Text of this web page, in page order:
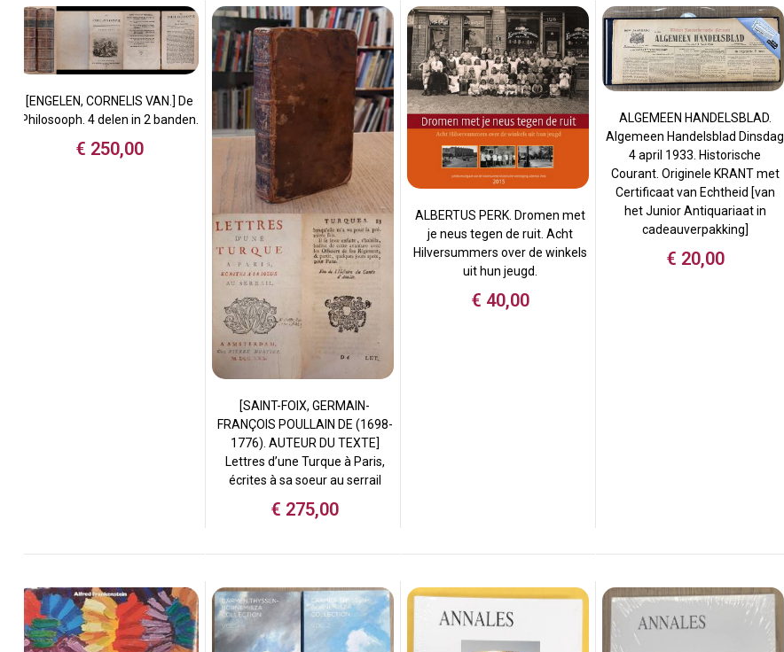
[ENGELEN, CORNELIS VAN.] De
Philosooph. 4 delen in 2 banden.
€ 250,00
[SAINT-FOIX, GERMAIN-
FRANÇOIS POULLAIN DE (1698-
1776). AUTEUR DU TEXTE]
Lettres d’une Turque à Paris,
écrites à sa soeur au serrail
€ 275,00
ALBERTUS PERK. Dromen met
je neus tegen de ruit. Acht
Hilversummers over de winkels
uit hun jeugd.
€ 40,00
ALGEMEEN HANDELSBLAD.
Algemeen Handelsblad Dinsdag
4 april 1933. Historische
Courant. Originele KRANT met
Certificaat van Echtheid [van
het Junior Antiquariaat in
cadeauverpakking]
€ 20,00